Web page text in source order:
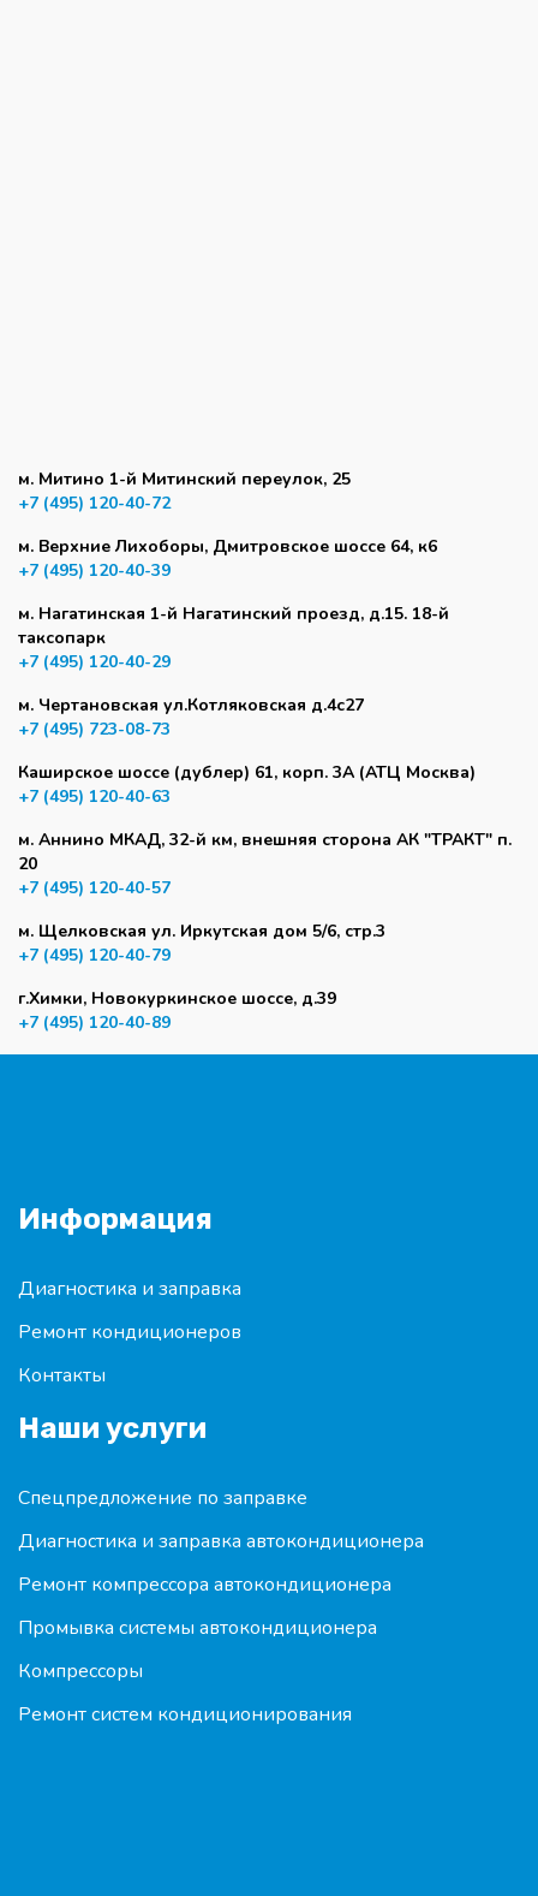
м. Митино 1-й Митинский переулок, 25
+7 (495) 120-40-72
м. Верхние Лихоборы, Дмитровское шоссе 64, к6
+7 (495) 120-40-39
м. Нагатинская 1-й Нагатинский проезд, д.15. 18-й
таксопарк
+7 (495) 120-40-29
м. Чертановская ул.Котляковская д.4с27
+7 (495) 723-08-73
Каширское шоссе (дублер) 61, корп. 3А (АТЦ Москва)
+7 (495) 120-40-63
м. Аннино МКАД, 32-й км, внешняя сторона АК "ТРАКТ" п.
20
+7 (495) 120-40-57
м. Щелковская ул. Иркутская дом 5/6, стр.3
+7 (495) 120-40-79
г.Химки, Новокуркинское шоссе, д.39
+7 (495) 120-40-89
Информация
Диагностика и заправка
Ремонт кондиционеров
Контакты
Наши услуги
Спецпредложение по заправке
Диагностика и заправка автокондиционера
Ремонт компрессора автокондиционера
Промывка системы автокондиционера
Компрессоры
Ремонт систем кондиционирования